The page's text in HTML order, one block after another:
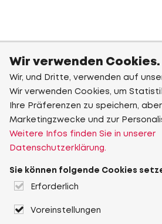
Wir verwenden Cookies.
Wir, und Dritte, verwenden auf
Wir verwenden Cookies, um
Ihre Präferenzen zu speichern,
Marketingzwecke und zur
Weitere Infos finden Sie in unserer
Datenschutzerklärung.
Sie können folgende Cookies
Erforderlich
Voreinstellungen